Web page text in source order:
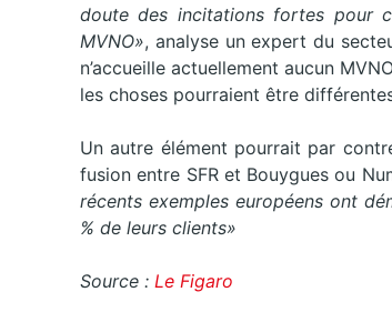
doute des incitations fortes pour
MVNO», analyse un expert du
n’accueille actuellement aucun
les choses pourraient être
Un autre élément pourrait par
fusion entre SFR et Bouygues ou
récents exemples européens ont
% de leurs clients»
Source : Le Figaro